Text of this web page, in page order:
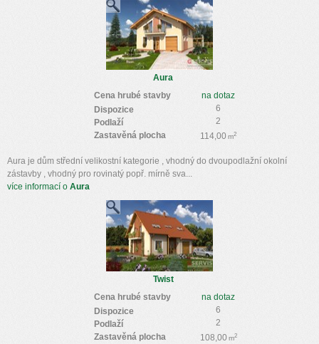
Aura
na dotaz
Cena hrubé stavby
6
Dispozice
2
Podlaží
114,00 m2
Zastavěná plocha
Aura je dům střední velikostní kategorie , vhodný do dvoupodlažní okolní
zástavby , vhodný pro rovinatý popř. mírně sva...
více informací o Aura
Twist
na dotaz
Cena hrubé stavby
6
Dispozice
2
Podlaží
108,00 m2
Zastavěná plocha